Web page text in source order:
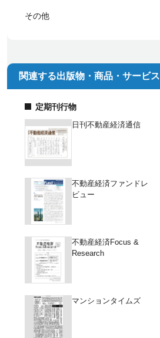
その他
関連する出版物・商品・サービス
定期刊行物
日刊不動産経済通信
不動産経済ファンドレ
ビュー
不動産経済Focus &
Research
マンションタイムズ